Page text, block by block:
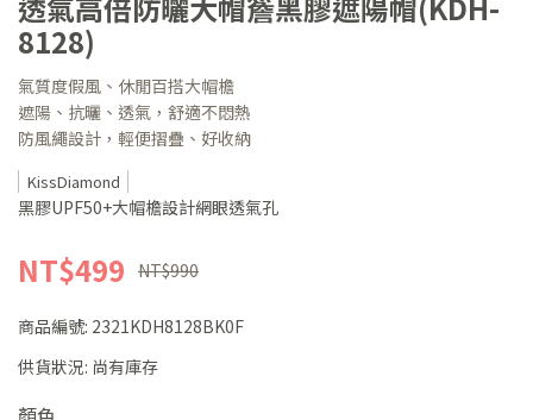
8128)
氣質度假風、休閒百搭大帽檐
遮陽、抗曬、透氣，舒適不悶熱
防風繩設計，輕便摺疊、好收納
KissDiamond
黑膠UPF50+大帽檐設計網眼透氣孔
NT$499 NT$990
商品編號: 2321KDH8128BK0F
供貨狀況: 尚有庫存